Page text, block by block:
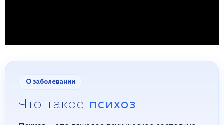
О заболевании
Что такое психоз